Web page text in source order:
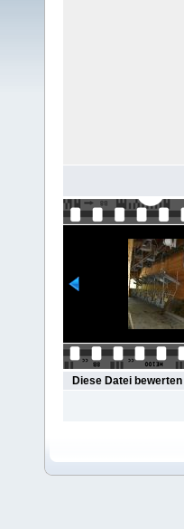
Diese Datei bewerten